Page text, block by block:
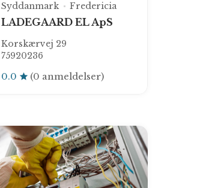
Syddanmark Fredericia
LADEGAARD EL ApS
Korskærvej 29
75920236
0.0 (0 anmeldelser)